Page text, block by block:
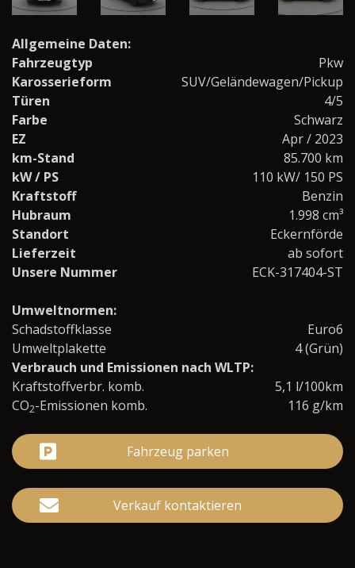
Allgemeine Daten:
Fahrzeugtyp
Pkw
Karosserieform
SUV/Geländewagen/Pickup
Türen
4/5
Farbe
Schwarz
EZ
Apr / 2023
km-Stand
85.700 km
kW / PS
110 kW/ 150 PS
Kraftstoff
Benzin
Hubraum
1.998 cm³
Standort
Eckernförde
Lieferzeit
ab sofort
Unsere Nummer
ECK-317404-ST
Umweltnormen:
Schadstoffklasse
Euro6
Umweltplakette
4 (Grün)
Verbrauch und Emissionen nach WLTP:
Kraftstoffverbr. komb.
5,1 l/100km
CO2-Emissionen komb. 116 g/km
Fahrzeug parken
Verkauf kontaktieren